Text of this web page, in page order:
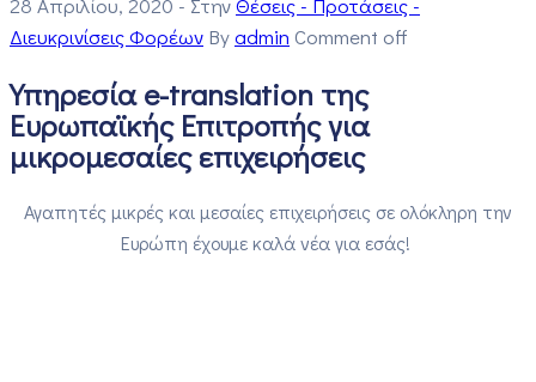
Διευκρινίσεις Φορέων Byadmin Comment off
Υπηρεσία e-translation της
Ευρωπαϊκής Επιτροπής για
μικρομεσαίες επιχειρήσεις
Αγαπητές μικρές και μεσαίες επιχειρήσεις σε ολόκληρη την
Ευρώπη έχουμε καλά νέα για εσάς!